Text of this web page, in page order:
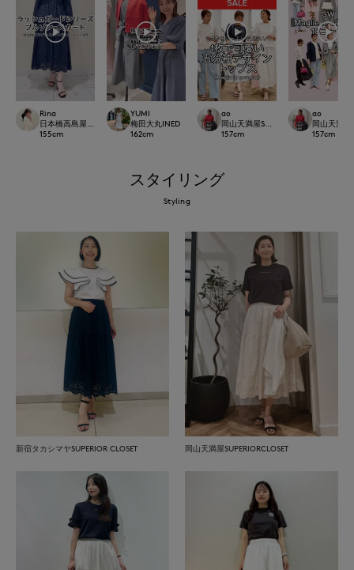
Rina
日本橋高島屋M Maglie le cassetto
155cm
YUMI
梅田大丸INED
162cm
ao
岡山天満屋SUPERIORCLOSET
157cm
ao
岡山天満屋
157cm
スタイリング
Styling
新宿タカシマヤSUPERIOR CLOSET 岡山天満屋SUPERIORCLOSET